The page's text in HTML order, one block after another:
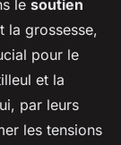
le soutien
la grossesse,
pour le
et la
par leurs
les tensions